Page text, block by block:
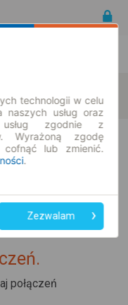
zmień kryteria
nam się
połączeń
technologii w celu
naszych usług oraz
usług zgodnie z
Wyrażoną zgodę
cofnąć lub zmienić.
.
Zezwalam